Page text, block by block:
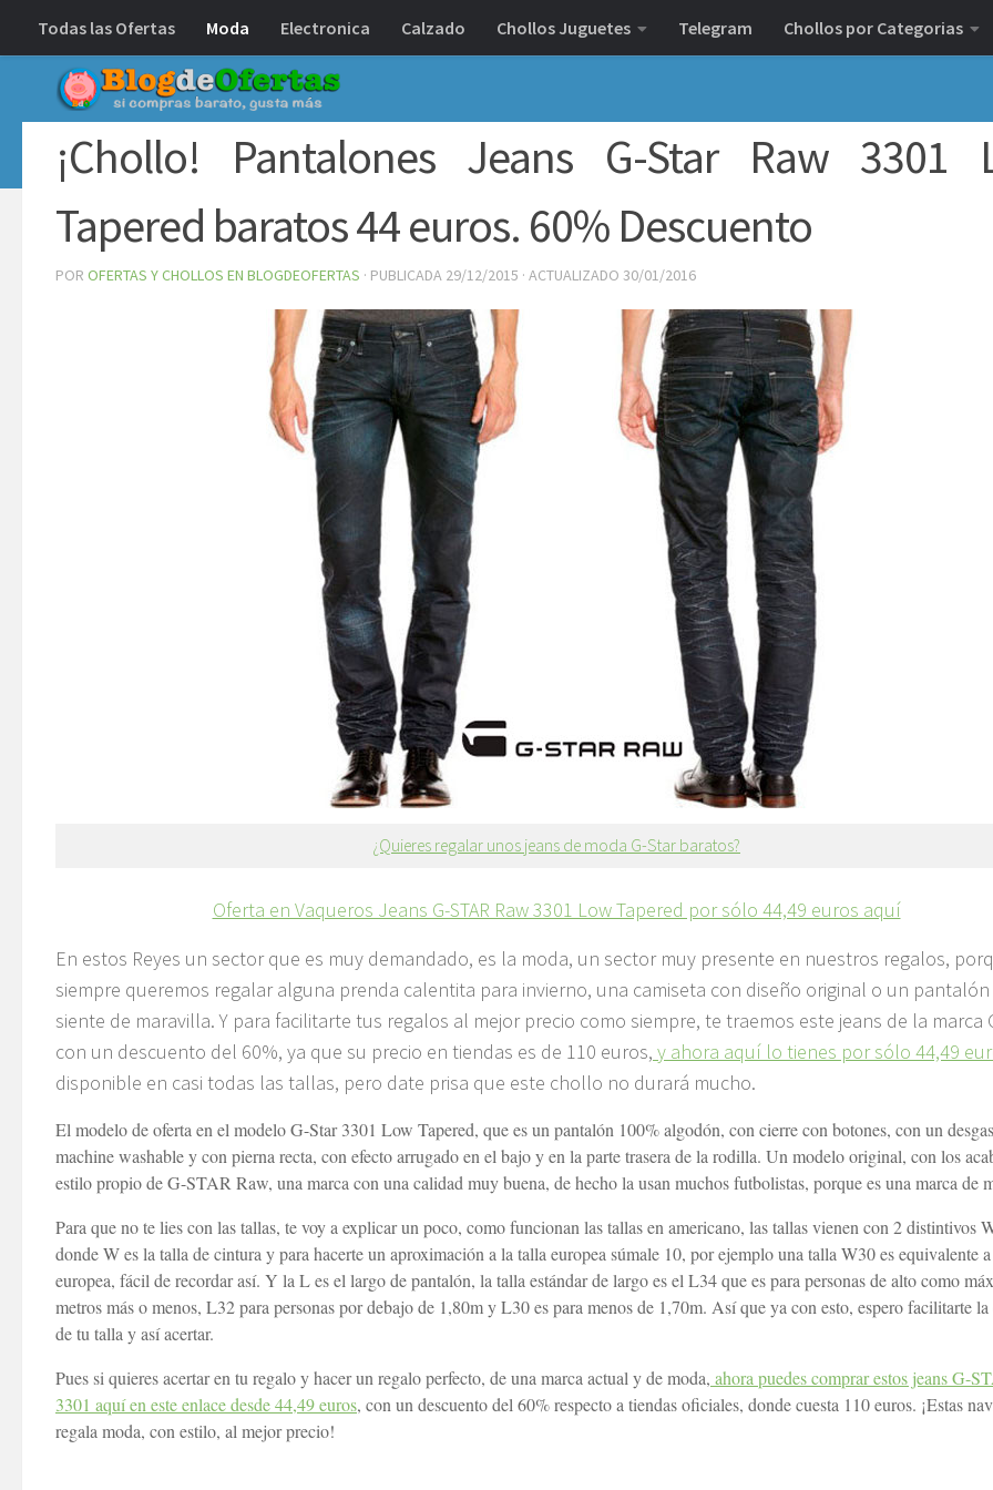
Debajo del contenido
Todas las Ofertas Moda Electronica Calzado Chollos Juguetes Telegram Chollos por Categorias
¡Chollo! Pantalones Jeans G-Star Raw 3301
Tapered baratos 44 euros. 60% Descuento
POR OFERTAS Y CHOLLOS EN BLOGDEOFERTAS · PUBLICADA 29/12/2015 · ACTUALIZADO 30/01/2016
¿Quieres regalar unos jeans de moda G-Star baratos?
Oferta en Vaqueros Jeans G-STAR Raw 3301 Low Tapered por sólo 44,49 euros aquí
En estos Reyes un sector que es muy demandado, es la moda, un sector muy presente en nuestros regalos,
siempre queremos regalar alguna prenda calentita para invierno, una camiseta con diseño original o un
siente de maravilla. Y para facilitarte tus regalos al mejor precio como siempre, te traemos este jeans de la marca
con un descuento del 60%, ya que su precio en tiendas es de 110 euros, y ahora aquí lo tienes por sólo 44,49
disponible en casi todas las tallas, pero date prisa que este chollo no durará mucho.
El modelo de oferta en el modelo G-Star 3301 Low Tapered, que es un pantalón 100% algodón, con cierre con botones, con un
machine washable y con pierna recta, con efecto arrugado en el bajo y en la parte trasera de la rodilla. Un modelo original, con los
estilo propio de G-STAR Raw, una marca con una calidad muy buena, de hecho la usan muchos futbolistas, porque es una marca de
Para que no te lies con las tallas, te voy a explicar un poco, como funcionan las tallas en americano, las tallas vienen con 2 distintivos
donde W es la talla de cintura y para hacerte un aproximación a la talla europea súmale 10, por ejemplo una talla W30 es equivalente
europea, fácil de recordar así. Y la L es el largo de pantalón, la talla estándar de largo es el L34 que es para personas de alto como
metros más o menos, L32 para personas por debajo de 1,80m y L30 es para menos de 1,70m. Así que ya con esto, espero facilitarte
de tu talla y así acertar.
Pues si quieres acertar en tu regalo y hacer un regalo perfecto, de una marca actual y de moda, ahora puedes comprar estos jeans G-
3301 aquí en este enlace desde 44,49 euros, con un descuento del 60% respecto a tiendas oficiales, donde cuesta 110 euros. ¡Estas
regala moda, con estilo, al mejor precio!